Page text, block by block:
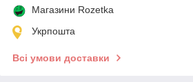
Магазини Rozetka
Укрпошта
Всі умови доставки